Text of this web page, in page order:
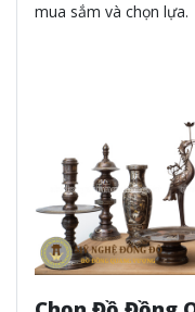
mua sắm và chọn lựa.